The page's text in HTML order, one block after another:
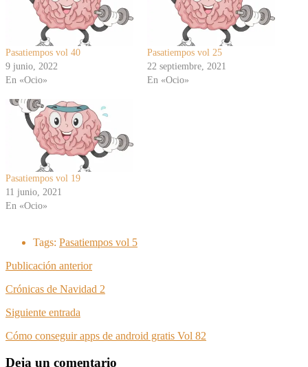
Pasatiempos vol 40
9 junio, 2022
En «Ocio»
Pasatiempos vol 25
22 septiembre, 2021
En «Ocio»
Pasatiempos vol 19
11 junio, 2021
En «Ocio»
Tags: Pasatiempos vol 5
Publicación anterior
Crónicas de Navidad 2
Siguiente entrada
Cómo conseguir apps de android gratis Vol 82
Deja un comentario